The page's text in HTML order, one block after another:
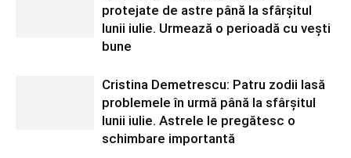
protejate de astre până la sfârșitul
lunii iulie. Urmează o perioadă cu vești
bune
Cristina Demetrescu: Patru zodii lasă
problemele în urmă până la sfârșitul
lunii iulie. Astrele le pregătesc o
schimbare importantă